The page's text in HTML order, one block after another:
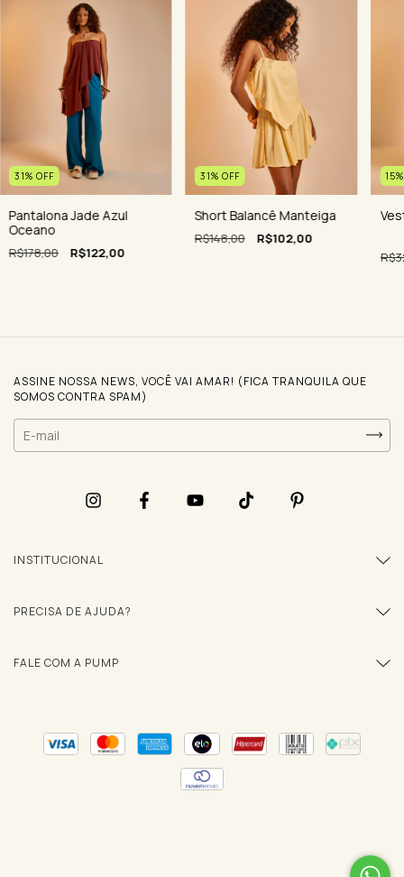
31% OFF
Pantalona Jade Azul
Oceano
R$178,00 R$122,00
31% OFF
Short Balancê Manteiga
R$148,00 R$102,00
15
ASSINE NOSSA NEWS, VOCÊ VAI AMAR! (FICA TRANQUILA QUE
SOMOS CONTRA SPAM)
INSTITUCIONAL
PRECISA DE AJUDA?
FALE COM A PUMP